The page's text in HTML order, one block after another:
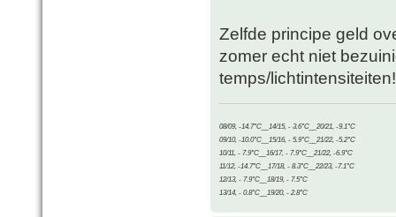
Zelfde principe geld
zomer echt niet
temps/lichtintensiteiten!
08/09, -14.7°C__14/15, - 3.6°C__20/21, -9.1°C
09/10, -10.0°C__15/16, - 5.9°C__21/22, -5.2°C
10/11, - 7.9°C__16/17, - 7.9°C__21/22, -6.9°C
11/12, -14.7°C__17/18, - 8.3°C__22/23, -7.1°C
12/13, - 7.9°C__18/19, - 7.5°C
13/14, - 0.8°C__19/20, - 2.8°C